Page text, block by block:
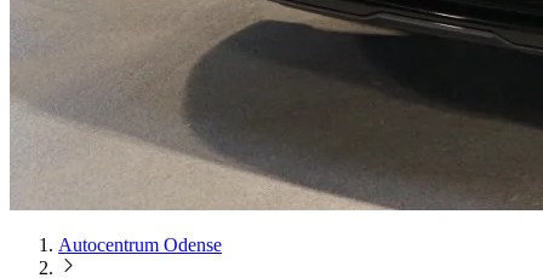
Autocentrum Odense